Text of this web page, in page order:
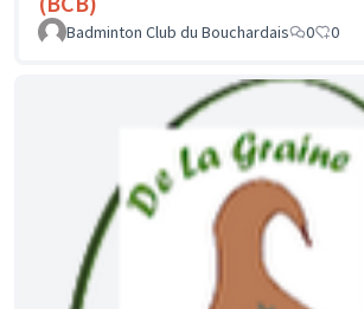
Badminton Club du Bouchardais 0 0